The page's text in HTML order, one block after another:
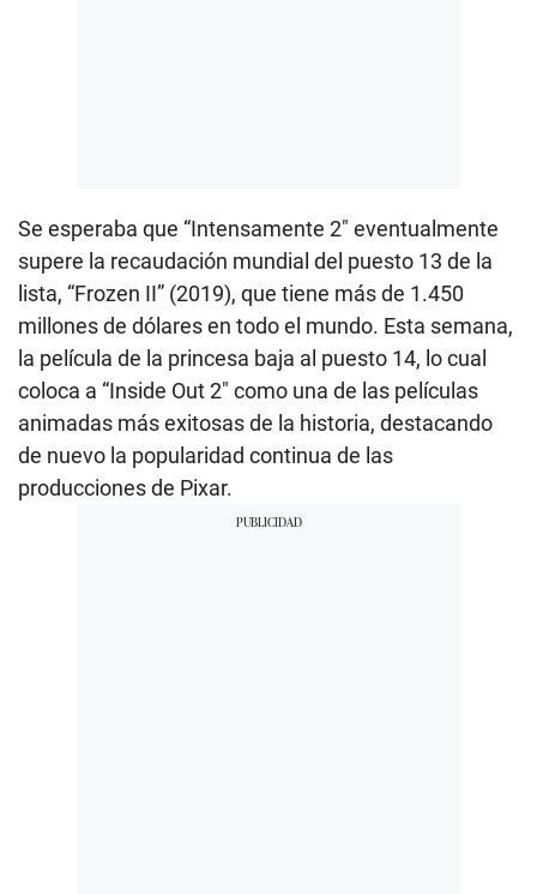
Se esperaba que “Intensamente 2″ eventualmente
supere la recaudación mundial del puesto 13 de la
lista, “Frozen II” (2019), que tiene más de 1.450
millones de dólares en todo el mundo. Esta semana,
la película de la princesa baja al puesto 14, lo cual
coloca a “Inside Out 2″ como una de las películas
animadas más exitosas de la historia, destacando
de nuevo la popularidad continua de las
producciones de Pixar.